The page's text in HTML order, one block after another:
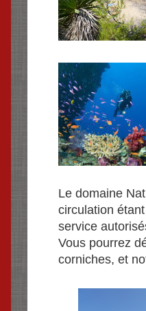
Le domaine
circulation
service
Vous pourrez
corniches, et